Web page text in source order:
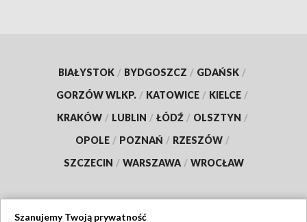
BIAŁYSTOK / BYDGOSZCZ / GDAŃSK /
GORZÓW WLKP. / KATOWICE / KIELCE /
KRAKÓW / LUBLIN / ŁÓDŹ / OLSZTYN /
OPOLE / POZNAŃ / RZESZÓW /
SZCZECIN / WARSZAWA / WROCŁAW
Szanujemy Twoją prywatność